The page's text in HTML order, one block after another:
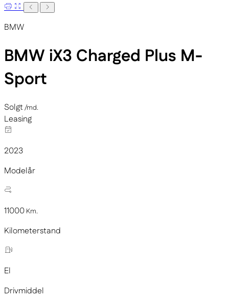
BMW
BMW iX3 Charged Plus M-
Sport
Solgt /md.
Leasing
2023
Modelår
11000 Km.
Kilometerstand
El
Drivmiddel